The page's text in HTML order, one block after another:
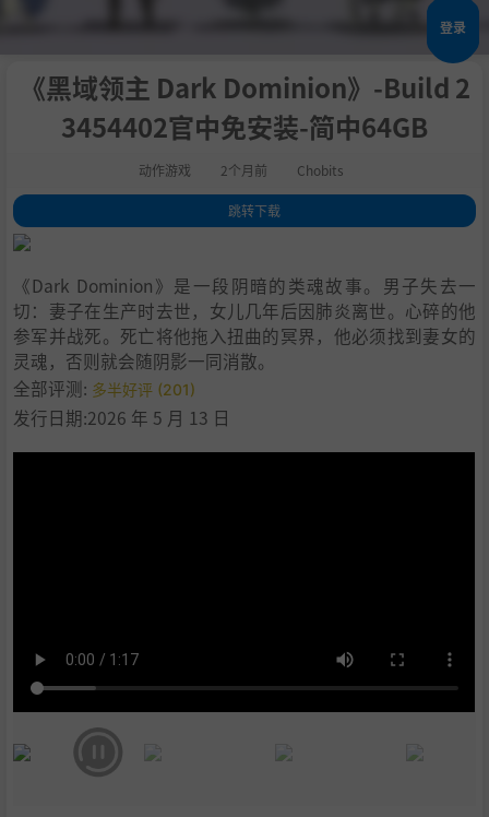
登录
《黑域领主 Dark Dominion》-Build 2
3454402官中免安装-简中64GB
动作游戏 2个月前 Chobits
跳转下载
1
3 .系统需求
4 .
支持作者
.学习
《Dark Dominion》是一段阴暗的类魂故事。男子失去一
切：妻子在生产时去世，女儿几年后因肺炎离世。心碎的他
参军并战死。死亡将他拖入扭曲的冥界，他必须找到妻女的
灵魂，否则就会随阴影一同消散。
全部评测: 多半好评 (201)
发行日期:2026 年 5 月 13 日